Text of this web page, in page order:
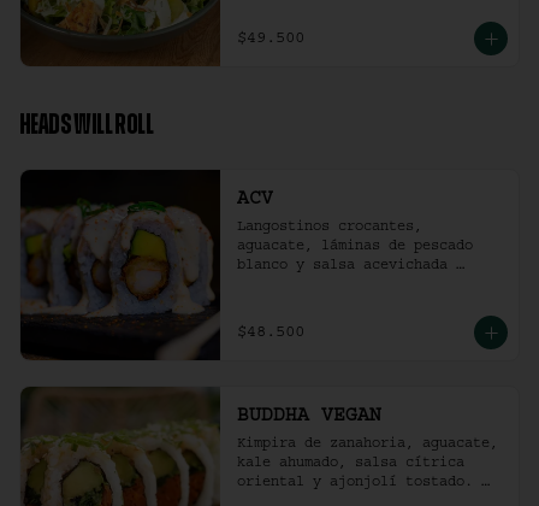
$49.500
HEADS WILL ROLL
ACV
Langostinos crocantes,
aguacate, láminas de pescado
blanco y salsa acevichada
$48.500
BUDDHA VEGAN
Kimpira de zanahoria, aguacate,
kale ahumado, salsa cítrica
oriental y ajonjolí tostado.